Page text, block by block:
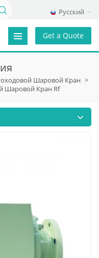
Русский
Get a Quote
Шаровой Кран >
Шаровой Кран Rf